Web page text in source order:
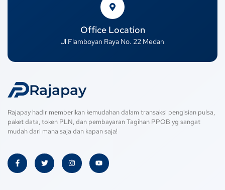
Office Location
Jl Flamboyan Raya No. 22 Medan
Rajapay
Rajapay hadir memberikan kemudahan dalam transaksi pengisian pulsa,
paket data, token PLN, dan pembayaran Tagihan PPOB yg sangat
mudah dari mana saja dan kapan saja!